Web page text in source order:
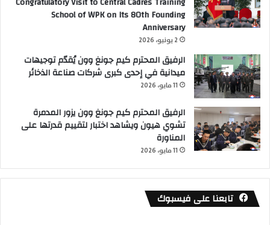
School of WPK on Its 80th Founding
Anniversary
2 يونيو، 2026
الرفيق المحترم كيم جونغ وون يُقدّم توجيهات
ميدانية في إحدى كبرى شركات صناعة الذخائر
11 مايو، 2026
الرفيق المحترم كيم جونغ وون يزور المدمرة
تشوي هيون ويشاهد اختبار لتقييم قدرتها على
المناورة
11 مايو، 2026
تابعنا على فيسبوك